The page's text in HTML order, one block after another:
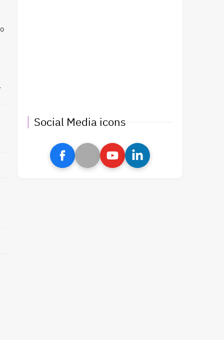
Social Media icons